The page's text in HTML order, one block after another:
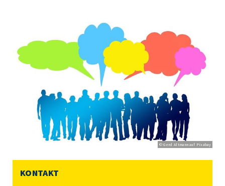
© Gerd Altmann auf Pixabay
KONTAKT